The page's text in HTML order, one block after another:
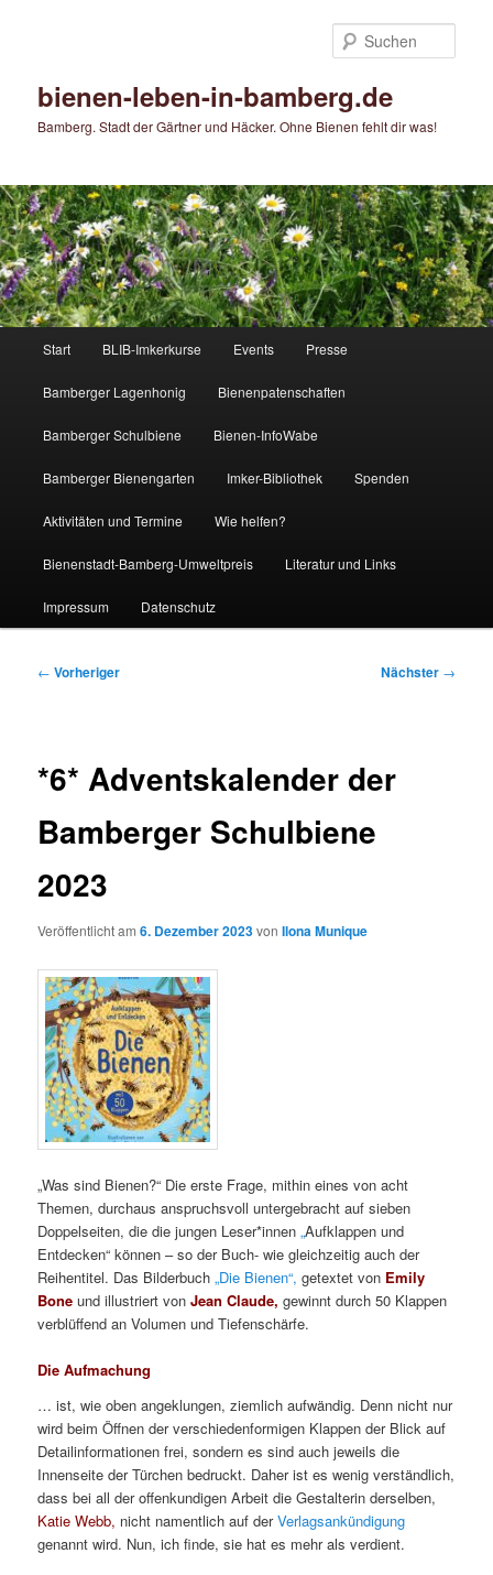
bienen-leben-in-bamberg.de
Bamberg. Stadt der Gärtner und Häcker. Ohne Bienen fehlt dir was!
Start BLIB-Imkerkurse Events Presse
Bamberger Lagenhonig Bienenpatenschaften
Bamberger Schulbiene Bienen-InfoWabe
Bamberger Bienengarten Imker-Bibliothek Spenden
Aktivitäten und Termine Wie helfen?
Bienenstadt-Bamberg-Umweltpreis Literatur und Links
Impressum Datenschutz
Beitragsnavigation
← Vorheriger Nächster →
*6* Adventskalender der
Bamberger Schulbiene
2023
Veröffentlicht am6. Dezember 2023vonIlona Munique
„Was sind Bienen?“ Die erste Frage, mithin eines von acht
Themen, durchaus anspruchsvoll untergebracht auf sieben
Doppelseiten, die die jungen Leser*innen„Aufklappen und
Entdecken“ können – so der Buch- wie gleichzeitig auch der
Reihentitel. Das Bilderbuch„Die Bienen“, getextet von Emily
Bone und illustriert vonJean Claude, gewinnt durch 50 Klappen
verblüffend an Volumen und Tiefenschärfe.
Die Aufmachung
… ist, wie oben angeklungen, ziemlich aufwändig. Denn nicht nur
wird beim Öffnen der verschiedenformigen Klappen der Blick auf
Detailinformationen frei, sondern es sind auch jeweils die
Innenseite der Türchen bedruckt. Daher ist es wenig verständlich,
dass bei all der offenkundigen Arbeit die Gestalterin derselben,
Katie Webb, nicht namentlich auf derVerlagsankündigung
genannt wird. Nun, ich finde, sie hat es mehr als verdient.